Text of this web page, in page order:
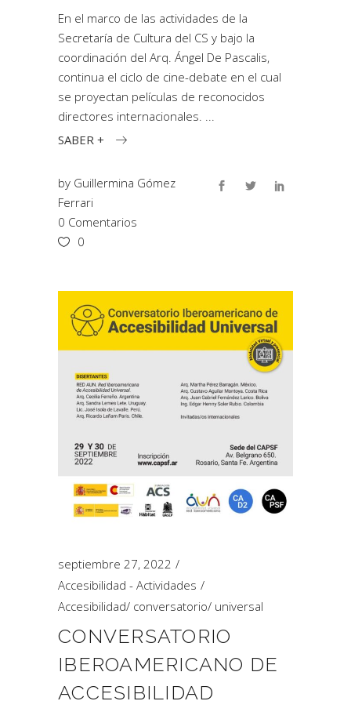
En el marco de las actividades de la
Secretaría de Cultura del CS y bajo la
coordinación del Arq. Ángel De Pascalis,
continua el ciclo de cine-debate en el cual
se proyectan películas de reconocidos
directores internacionales.
SABER +
by Guillermina Gómez
Ferrari
0 Comentarios
0
septiembre 27, 2022
Accesibilidad - Actividades
Accesibilidad/ conversatorio/ universal
CONVERSATORIO
IBEROAMERICANO DE
ACCESIBILIDAD